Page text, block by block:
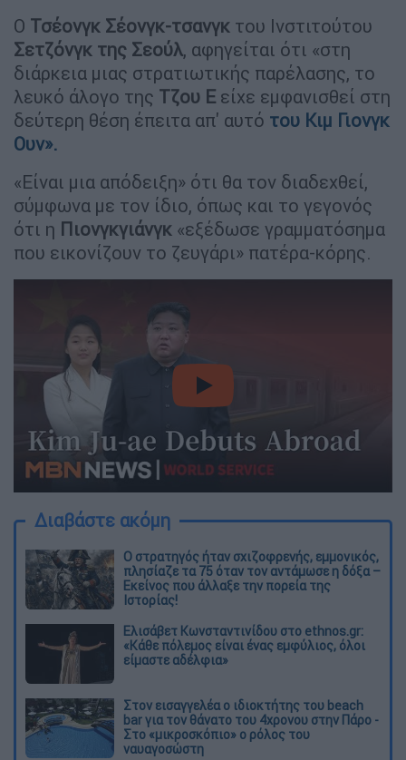
Ο Τσέονγκ Σέονγκ-τσανγκ του Ινστιτούτου
Σετζόνγκ της Σεούλ, αφηγείται ότι «στη
διάρκεια μιας στρατιωτικής παρέλασης, το
λευκό άλογο της Τζου Ε είχε εμφανισθεί στη
δεύτερη θέση έπειτα απ' αυτό του Κιμ Γιονγκ
Ουν».
«Είναι μια απόδειξη» ότι θα τον διαδεχθεί,
σύμφωνα με τον ίδιο, όπως και το γεγονός
ότι η Πιονγκγιάνγκ «εξέδωσε γραμματόσημα
που εικονίζουν το ζευγάρι» πατέρα-κόρης.
video
Διαβάστε ακόμη
O στρατηγός ήταν σχιζοφρενής, εμμονικός,
πλησίαζε τα 75 όταν τον αντάμωσε η δόξα –
Εκείνος που άλλαξε την πορεία της
Ιστορίας!
Ελισάβετ Κωνσταντινίδου στο ethnos.gr:
«Κάθε πόλεμος είναι ένας εμφύλιος, όλοι
είμαστε αδέλφια»
Στον εισαγγελέα ο ιδιοκτήτης του beach
bar για τον θάνατο του 4χρονου στην Πάρο -
Στο «μικροσκόπιο» ο ρόλος του
ναυαγοσώστη